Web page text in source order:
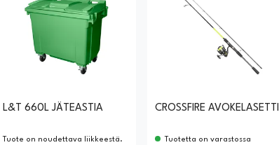
L&T 660L JÄTEASTIA
Tuote on noudettava liikkeestä.
CROSSFIRE AVOKELASETTI
Tuotetta on varastossa